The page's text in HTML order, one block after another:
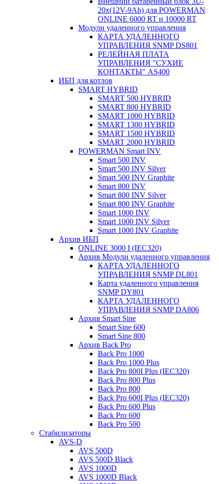
20x(12V-9Ah) для POWERMAN
ONLINE 6000 RT и 10000 RT
Модули удаленного управления
КАРТА УДАЛЕННОГО
УПРАВЛЕНИЯ SNMP DS801
РЕЛЕЙНАЯ ПЛАТА
УПРАВЛЕНИЯ "СУХИЕ
КОНТАКТЫ" AS400
ИБП для котлов
SMART HYBRID
SMART 500 HYBRID
SMART 800 HYBRID
SMART 1000 HYBRID
SMART 1300 HYBRID
SMART 1500 HYBRID
SMART 2000 HYBRID
POWERMAN Smart INV
Smart 500 INV
Smart 500 INV Silver
Smart 500 INV Graphite
Smart 800 INV
Smart 800 INV Silver
Smart 800 INV Graphite
Smart 1000 INV
Smart 1000 INV Silver
Smart 1000 INV Graphite
Архив ИБП
ONLINE 3000 I (IEC320)
Архив Модули удаленного управления
КАРТА УДАЛЕННОГО
УПРАВЛЕНИЯ SNMP DL801
Карта удаленного управления
SNMP DY801
КАРТА УДАЛЕННОГО
УПРАВЛЕНИЯ SNMP DА806
Архив Smart Sine
Smart Sine 600
Smart Sine 800
Архив Back Pro
Back Pro 1000
Back Pro 1000 Plus
Back Pro 800I Plus (IEC320)
Back Pro 800 Plus
Back Pro 800
Back Pro 600I Plus (IEC320)
Back Pro 600 Plus
Back Pro 600
Back Pro 500
Стабилизаторы
AVS-D
AVS 500D
AVS 500D Black
AVS 1000D
AVS 1000D Black